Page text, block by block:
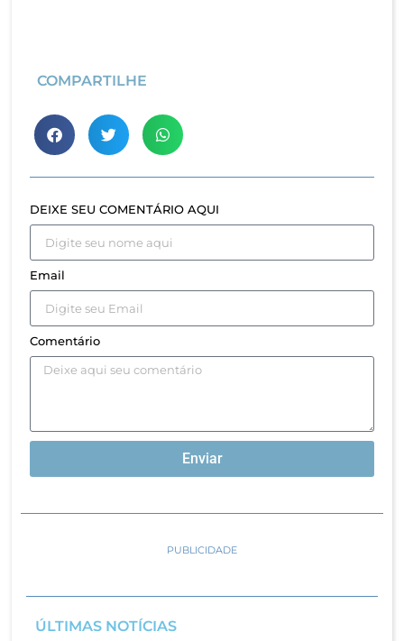
COMPARTILHE
DEIXE SEU COMENTÁRIO AQUI
Email
Comentário
Enviar
PUBLICIDADE
ÚLTIMAS NOTÍCIAS